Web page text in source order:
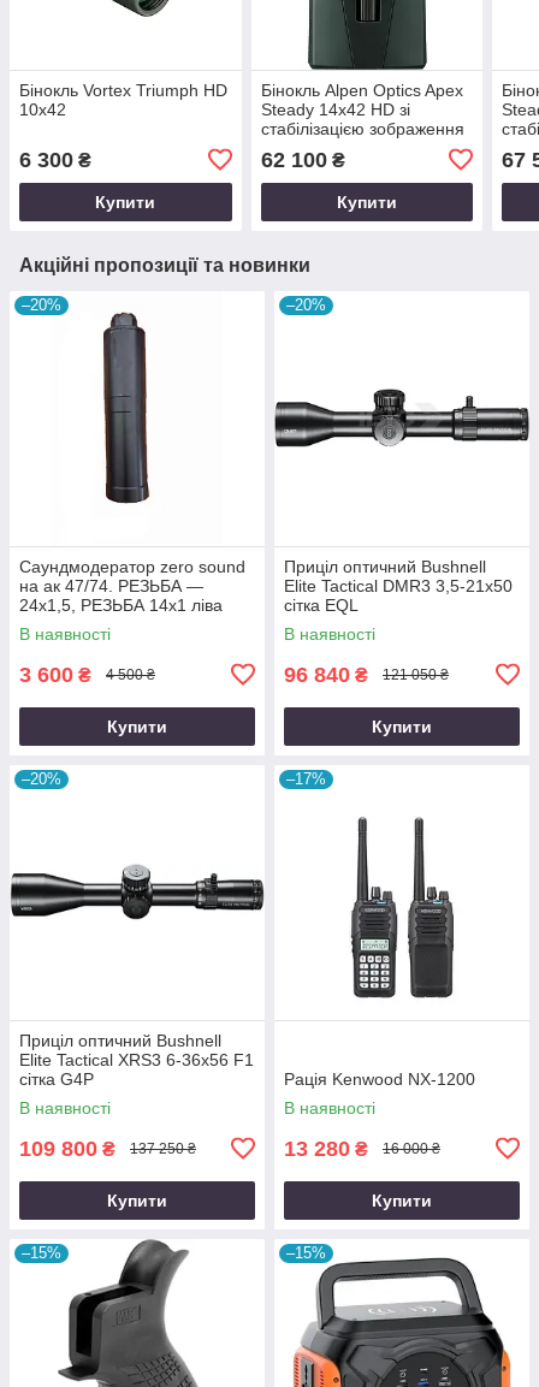
Бінокль Vortex Triumph HD
10х42
6 300 ₴
Купити
Бінокль Alpen Optics Apex
Steady 14x42 HD зі
стабілізацією зображення
62 100₴
Купити
67
Акційні пропозиції та новинки
–20%
Саундмодератор zero sound
на ак 47/74. РЕЗЬБА —
24х1,5, РЕЗЬБА 14х1 ліва
В наявності
3 600 ₴ 4 500 ₴
Купити
–20%
Приціл оптичний Bushnell
Elite Tactical DMR3 3,5-21x50
сітка EQL
В наявності
96 840 ₴ 121 050 ₴
Купити
–20%
Приціл оптичний Bushnell
Elite Tactical XRS3 6-36x56 F1
сітка G4P
В наявності
109 800 ₴ 137 250 ₴
Купити
–17%
Рація Kenwood NX-1200
В наявності
13 280 ₴ 16 000 ₴
Купити
–15% –15%